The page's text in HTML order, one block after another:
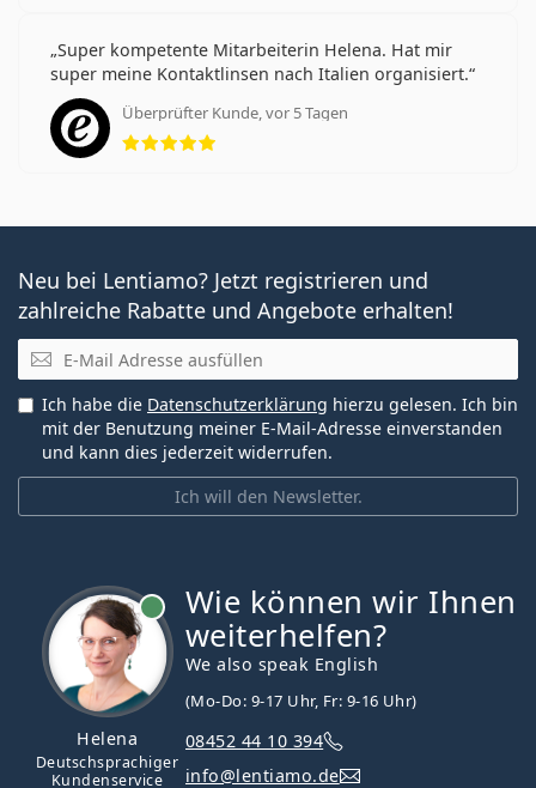
Super kompetente Mitarbeiterin Helena. Hat mir
super meine Kontaktlinsen nach Italien organisiert.
Überprüfter Kunde, vor 5 Tagen
Bewertung 5 aus 5
Neu bei Lentiamo? Jetzt registrieren und
zahlreiche Rabatte und Angebote erhalten!
E-Mail
Ich will den Newsletter.
Ich habe die Datenschutzerklärung hierzu gelesen. Ich bin
mit der Benutzung meiner E-Mail-Adresse einverstanden
und kann dies jederzeit widerrufen.
Helena
Deutschsprachiger
Kundenservice
Wie können wir Ihnen
weiterhelfen?
We also speak English
(Mo-Do: 9-17 Uhr, Fr: 9-16 Uhr)
08452 44 10 394
info@lentiamo.de